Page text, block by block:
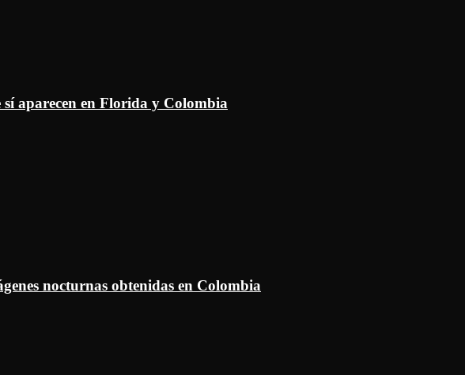
aparecen en Florida y Colombia
nocturnas obtenidas en Colombia